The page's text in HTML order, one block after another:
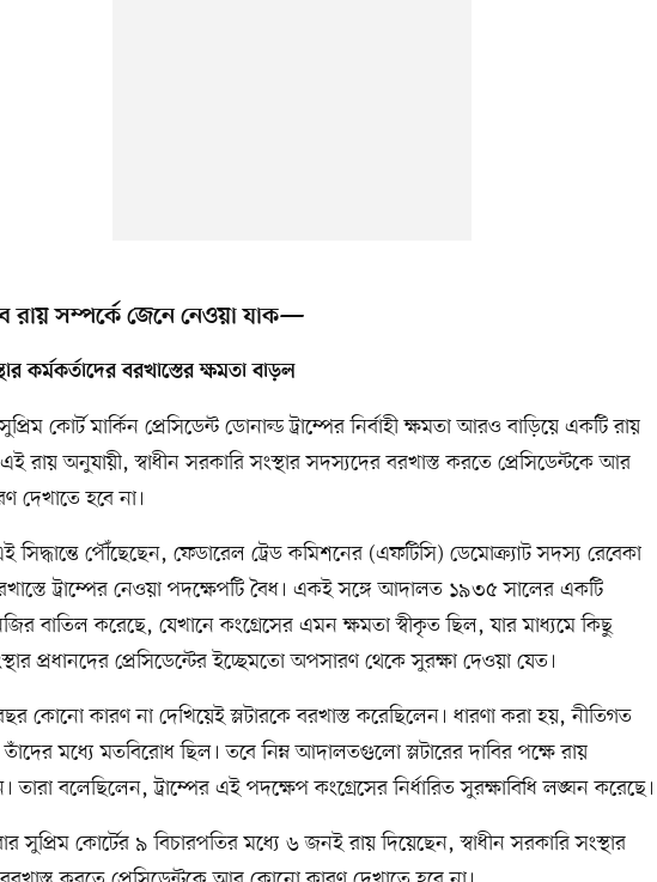
রায় সম্পর্কে জেনে নেওয়া যাক—
কর্মকর্তাদের বরখাস্তের ক্ষমতা বাড়ল
সুপ্রিম কোর্ট মার্কিন প্রেসিডেন্ট ডোনাল্ড ট্রাম্পের নির্বাহী ক্ষমতা আরও বাড়িয়ে একটি রায়
রায় অনুযায়ী, স্বাধীন সরকারি সংস্থার সদস্যদের বরখাস্ত করতে প্রেসিডেন্টকে আর
দেখাতে হবে না।
পৌঁছেছেন, ফেডারেল ট্রেড কমিশনের (এফটিসি) ডেমোক্র্যাট সদস্য রেবেকা
ট্রাম্পের নেওয়া পদক্ষেপটি বৈধ। একই সঙ্গে আদালত ১৯৩৫ সালের একটি
বাতিল করেছে, যেখানে কংগ্রেসের এমন ক্ষমতা স্বীকৃত ছিল, যার মাধ্যমে কিছু
প্রধানদের প্রেসিডেন্টের ইচ্ছেমতো অপসারণ থেকে সুরক্ষা দেওয়া যেত।
কোনো কারণ না দেখিয়েই স্লটারকে বরখাস্ত করেছিলেন। ধারণা করা হয়, নীতিগত
তাঁদের মধ্যে মতবিরোধ ছিল। তবে নিম্ন আদালতগুলো স্লটারের দাবির পক্ষে রায়
তারা বলেছিলেন, ট্রাম্পের এই পদক্ষেপ কংগ্রেসের নির্ধারিত সুরক্ষাবিধি লঙ্ঘন করেছে।
সুপ্রিম কোর্টের ৯ বিচারপতির মধ্যে ৬ জনই রায় দিয়েছেন, স্বাধীন সরকারি সংস্থার